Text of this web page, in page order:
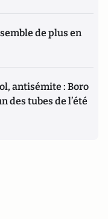
de plus en
antisémite : Boro
des tubes de l’été